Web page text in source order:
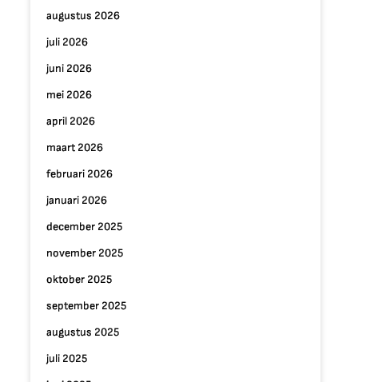
augustus 2026
juli 2026
juni 2026
mei 2026
april 2026
maart 2026
februari 2026
januari 2026
december 2025
november 2025
oktober 2025
september 2025
augustus 2025
juli 2025